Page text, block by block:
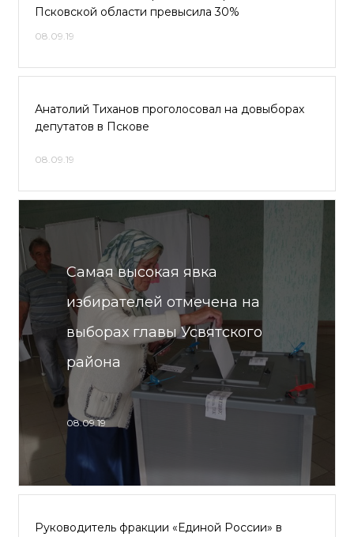
Псковской области превысила 30%
08.09.19
Анатолий Тиханов проголосовал на довыборах
депутатов в Пскове
08.09.19
Самая высокая явка
избирателей отмечена на
выборах главы Усвятского
района
08.09.19
Руководитель фракции «Единой России» в